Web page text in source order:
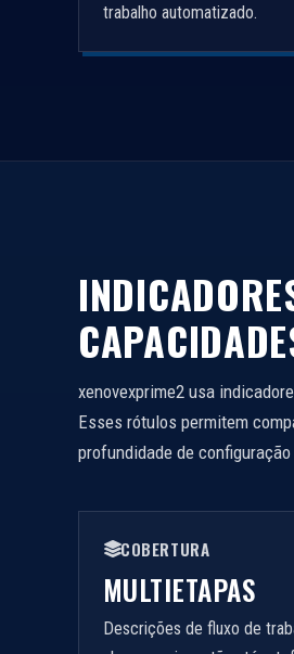
trabalho automatizado.
xenovexprime2 usa
Esses rótulos permitem
profundidade de
COBERTURA
MULTIETAPAS
Descrições de fluxo de